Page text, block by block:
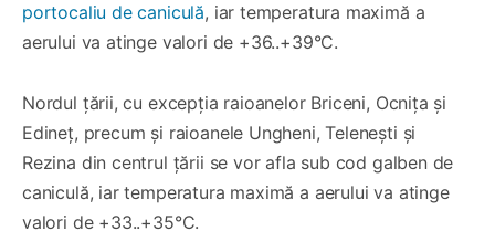
portocaliu de caniculă, iar temperatura maximă a
aerului va atinge valori de +36..+39°C.
Nordul țării, cu excepția raioanelor Briceni, Ocnița și
Edineț, precum și raioanele Ungheni, Telenești și
Rezina din centrul țării se vor afla sub cod galben de
caniculă, iar temperatura maximă a aerului va atinge
valori de +33..+35°C.